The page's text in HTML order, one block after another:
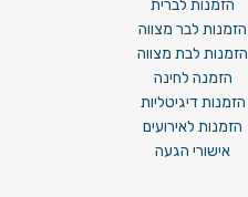
הזמנות לברית
הזמנות לבר מצווה
הזמנות לבת מצווה
הזמנה לחינה
הזמנות דיגיטליות
הזמנות לאירועים
אישורי הגעה